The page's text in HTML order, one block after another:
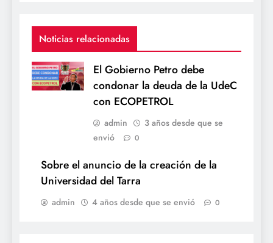
Noticias relacionadas
El Gobierno Petro debe
condonar la deuda de la UdeC
con ECOPETROL
admin
3 años desde que se
envió
0
Sobre el anuncio de la creación de la
Universidad del Tarra
admin 4 años desde que se envió 0